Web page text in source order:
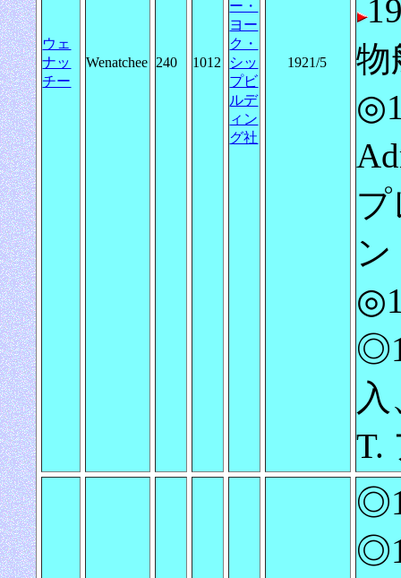
ウェ
ナッ
チー
Wenatchee 240 1012
ー・
ヨー
ク・
シッ
プビ
ルデ
ィン
グ社
1921/5
物
ン
T.